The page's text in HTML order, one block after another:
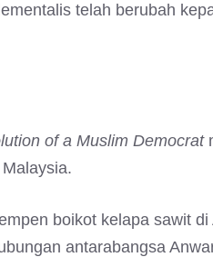
telah berubah
of a Muslim Democrat
boikot kelapa sawit
antarabangsa